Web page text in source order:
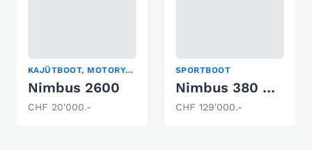
KAJÜTBOOT, MOTORYACHT, VERDRÄNGER
Nimbus 2600
CHF 20'000.-
SPORTBOOT
Nimbus 380 Carisma
CHF 129'000.-